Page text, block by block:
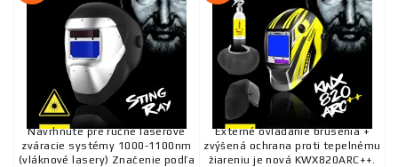
Navrhnuté pre ručné laserové
zváracie systémy 1000-1100nm
(vláknové lasery) Značenie podľa
Externé ovládanie brúsenia +
zvýšená ochrana proti tepelnému
žiareniu je nová KWX820ARC++.